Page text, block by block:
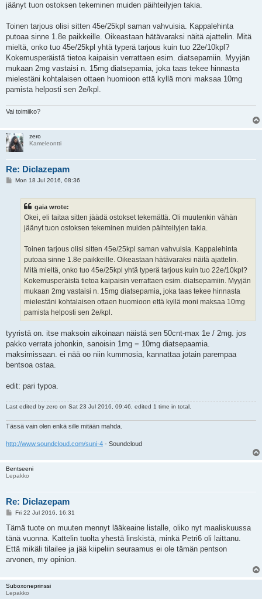
jäänyt tuon ostoksen tekeminen muiden päihteilyjen takia.
Toinen tarjous olisi sitten 45e/25kpl saman vahvuisia. Kappalehinta
putoaa sinne 1.8e paikkeille. Oikeastaan hätävaraksi näitä ajattelin. Mitä
mieltä, onko tuo 45e/25kpl yhtä typerä tarjous kuin tuo 22e/10kpl?
Kokemusperäistä tietoa kaipaisin verrattaen esim. diatsepamiin. Myyjän
mukaan 2mg vastaisi n. 15mg diatsepamia, joka taas tekee hinnasta
mielestäni kohtalaisen ottaen huomioon että kyllä moni maksaa 10mg
pamista helposti sen 2e/kpl.
Vai toimiiko?
zero
Kameleontti
Re: Diclazepam
PMon 18 Jul 2016, 08:36
gaia wrote:
Okei, eli taitaa sitten jäädä ostokset tekemättä. Oli muutenkin vähän
jäänyt tuon ostoksen tekeminen muiden päihteilyjen takia.
Toinen tarjous olisi sitten 45e/25kpl saman vahvuisia. Kappalehinta
putoaa sinne 1.8e paikkeille. Oikeastaan hätävaraksi näitä ajattelin.
Mitä mieltä, onko tuo 45e/25kpl yhtä typerä tarjous kuin tuo 22e/10kpl?
Kokemusperäistä tietoa kaipaisin verrattaen esim. diatsepamiin. Myyjän
mukaan 2mg vastaisi n. 15mg diatsepamia, joka taas tekee hinnasta
mielestäni kohtalaisen ottaen huomioon että kyllä moni maksaa 10mg
pamista helposti sen 2e/kpl.
tyyristä on. itse maksoin aikoinaan näistä sen 50cnt-max 1e / 2mg. jos
pakko verrata johonkin, sanoisin 1mg = 10mg diatsepaamia.
maksimissaan. ei nää oo niin kummosia, kannattaa jotain parempaa
bentsoa ostaa.
edit: pari typoa.
Last edited by zero on Sat 23 Jul 2016, 09:46, edited 1 time in total.
Tässä vain olen enkä sille mitään mahda.
http://www.soundcloud.com/suni-4 - Soundcloud
Bentseeni
Lepakko
Re: Diclazepam
P
s
Fri 22 Jul 2016, 16:31
Tämä tuote on muuten mennyt lääkeaine listalle, oliko nyt maaliskuussa
tänä vuonna. Kattelin tuolta yhestä linskistä, minkä Petri6 oli laittanu.
Että mikäli tilailee ja jää kiipeliin seuraamus ei ole tämän pentson
arvonen, my opinion.
Suboxoneprinssi
Lepakko